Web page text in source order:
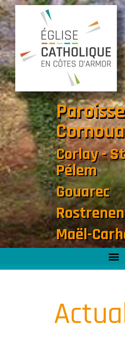
Corlay -
Pélem
Gouarec
Rostrenen
Maël-